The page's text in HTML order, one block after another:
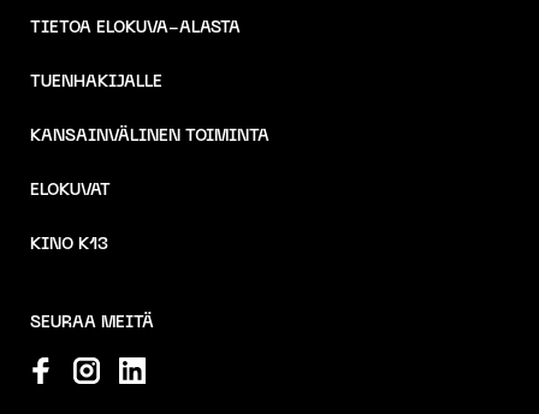
TIETOA ELOKUVA-ALASTA
TUENHAKIJALLE
KANSAINVÄLINEN TOIMINTA
ELOKUVAT
KINO K13
SEURAA MEITÄ